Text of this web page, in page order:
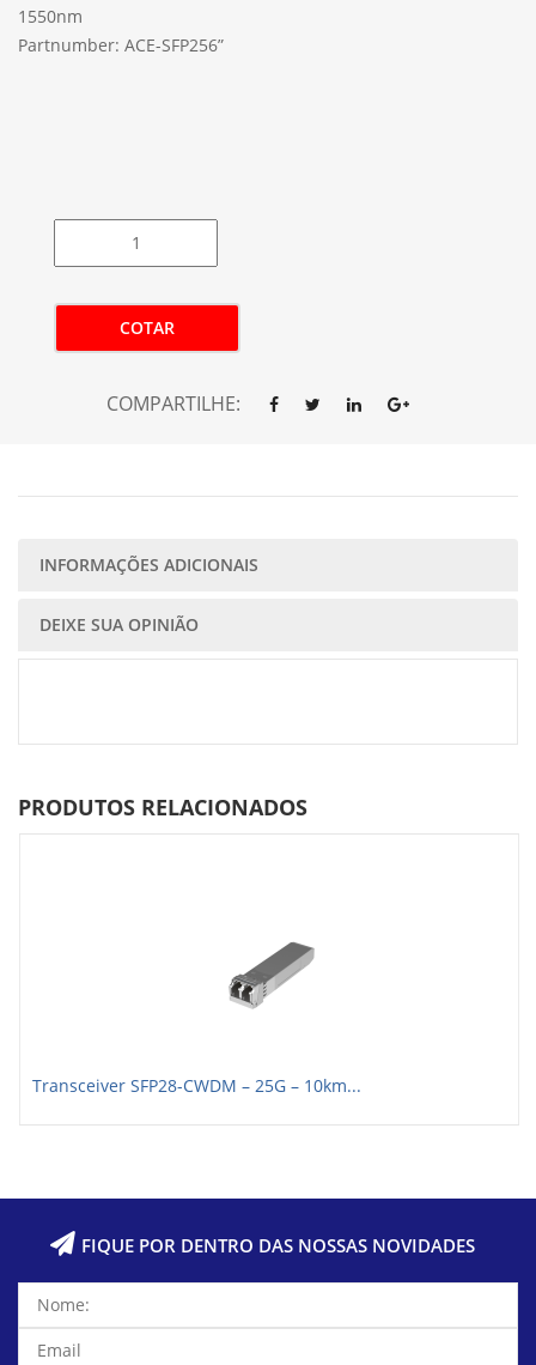
1550nm
Partnumber: ACE-SFP256”
COTAR
COMPARTILHE:
INFORMAÇÕES ADICIONAIS
DEIXE SUA OPINIÃO
PRODUTOS RELACIONADOS
Transceiver SFP28-CWDM – 25G – 10km...
FIQUE POR DENTRO DAS NOSSAS NOVIDADES